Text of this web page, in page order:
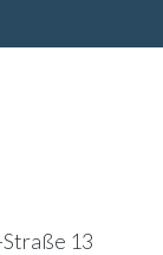
13